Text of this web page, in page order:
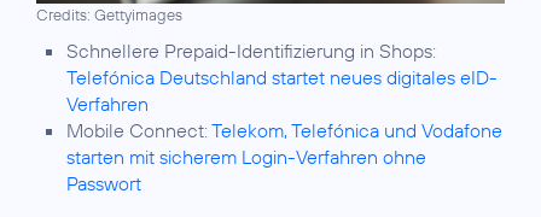
Credits: Gettyimages
Telefónica Deutschland startet neues digitales eID-
Verfahren
Mobile Connect:Telekom, Telefónica und Vodafone
starten mit sicherem Login-Verfahren ohne
Passwort